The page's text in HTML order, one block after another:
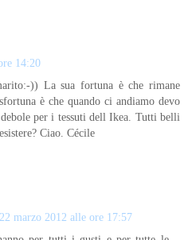
14:20
)) La sua fortuna è che rimane
è che quando ci andiamo devo
per i tessuti dell Ikea. Tutti belli
Ciao. Cécile
22 marzo 2012 alle ore 17:57